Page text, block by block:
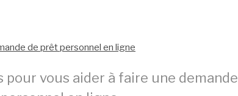
pour vous aider à faire une demande